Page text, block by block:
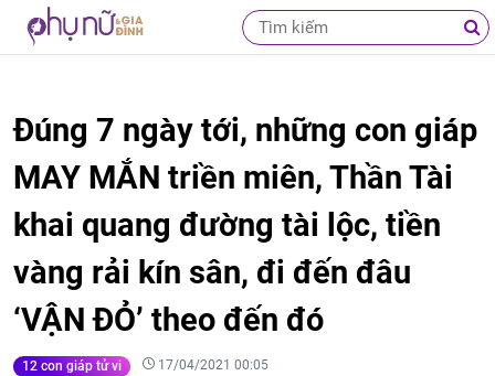
Đúng 7 ngày tới, những con giáp
MAY MẮN triền miên, Thần Tài
khai quang đường tài lộc, tiền
vàng rải kín sân, đi đến đâu
‘VẬN ĐỎ’ theo đến đó
12 con giáp tử vi 17/04/2021 00:05